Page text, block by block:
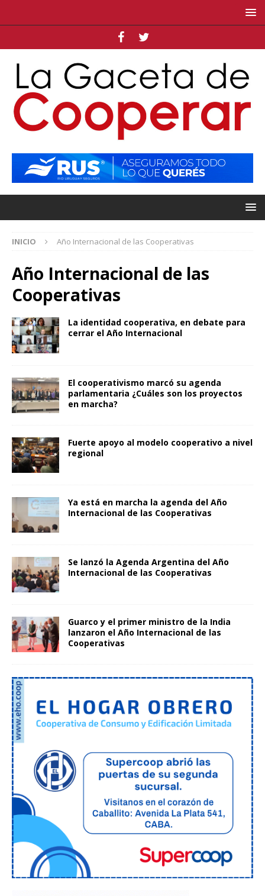
INICIO Año Internacional de las Cooperativas
Año Internacional de las
Cooperativas
La identidad cooperativa, en debate para
cerrar el Año Internacional
El cooperativismo marcó su agenda
parlamentaria ¿Cuáles son los proyectos
en marcha?
Fuerte apoyo al modelo cooperativo a nivel
regional
Ya está en marcha la agenda del Año
Internacional de las Cooperativas
Se lanzó la Agenda Argentina del Año
Internacional de las Cooperativas
Guarco y el primer ministro de la India
lanzaron el Año Internacional de las
Cooperativas